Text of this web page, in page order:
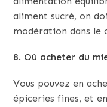
aliment sucré, on
modération dans le
8. Où acheter du
Vous pouvez en
épiceries fines, et